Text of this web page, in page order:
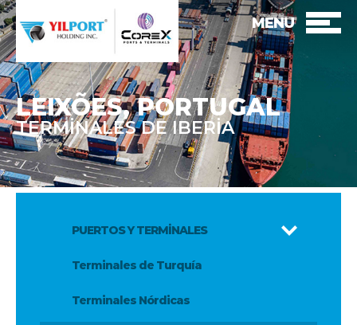
MENU
LEIXÕES, PORTUGAL
TERMİNALES DE IBERİA
PUERTOS Y TERMİNALES
Terminales de Turquía
Terminales Nórdicas